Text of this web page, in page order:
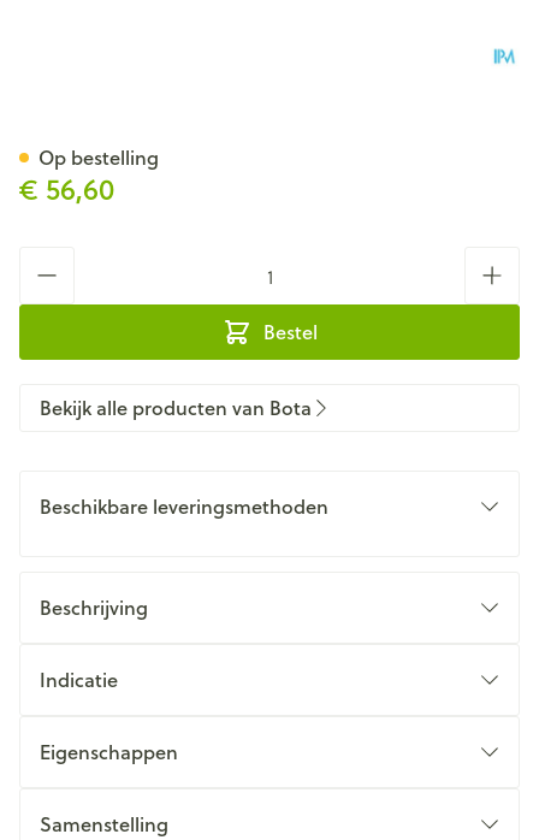
€ 56,60
Bestel
Op bestelling
Bekijk alle producten van Bota
Beschikbare leveringsmethoden
Beschrijving
Indicatie
Eigenschappen
Samenstelling